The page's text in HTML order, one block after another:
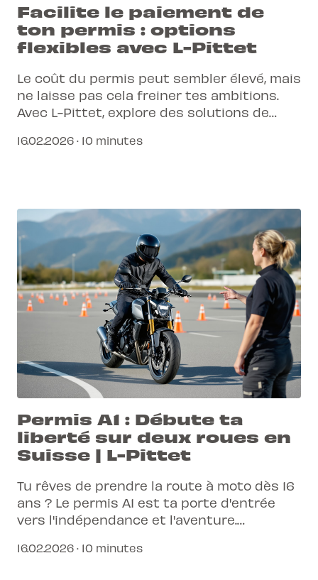
Facilite le paiement de
ton permis : options
flexibles avec L-Pittet
Le coût du permis peut sembler élevé, mais
ne laisse pas cela freiner tes ambitions.
Avec L-Pittet, explore des solutions de
formation sans stress.
16.02.2026 · 10 minutes
Permis A1 : Débute ta
liberté sur deux roues en
Suisse | L-Pittet
Tu rêves de prendre la route à moto dès 16
ans ? Le permis A1 est ta porte d'entrée
vers l'indépendance et l'aventure.
chaque étape de ta formation.
16.02.2026 · 10 minutes